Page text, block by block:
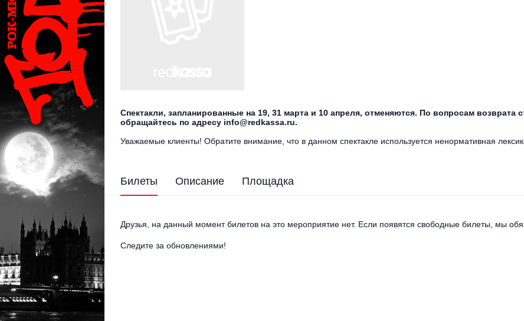
Спектакли, запланированные на 19, 31 марта и 10 апреля, отменяются. По вопросам возврата
обращайтесь по адресу info@redkassa.ru.
Уважаемые клиенты! Обратите внимание, что в данном спектакле используется ненормативная
Билеты Описание Площадка
Друзья, на данный момент билетов на это мероприятие нет. Если появятся свободные билеты, мы
Следите за обновлениями!